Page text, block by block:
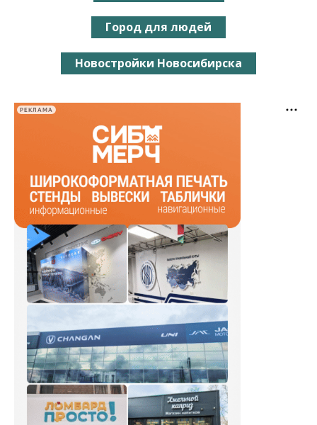
Город для людей
Новостройки Новосибирска
РЕКЛАМА